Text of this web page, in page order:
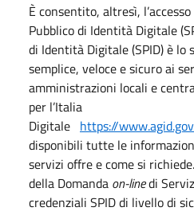
È consentito, altresì,
Pubblico di Identità Digitale
di Identità Digitale (SPID) è lo
semplice, veloce e sicuro ai
amministrazioni locali e
per l’Italia
Digitale https://
disponibili tutte le
servizi offre e come si
della Domanda on-linedi
credenziali SPID di livello di